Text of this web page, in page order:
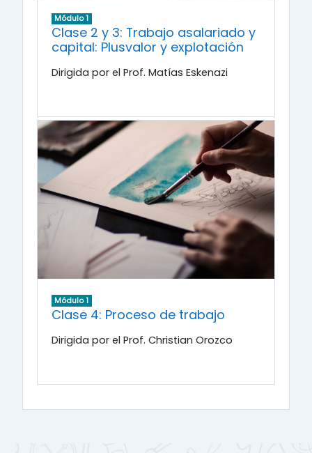
Módulo 1
Clase 2 y 3: Trabajo asalariado y
capital: Plusvalor y explotación
Dirigida por el Prof. Matías Eskenazi
Módulo 1
Clase 4: Proceso de trabajo
Dirigida por el Prof. Christian Orozco